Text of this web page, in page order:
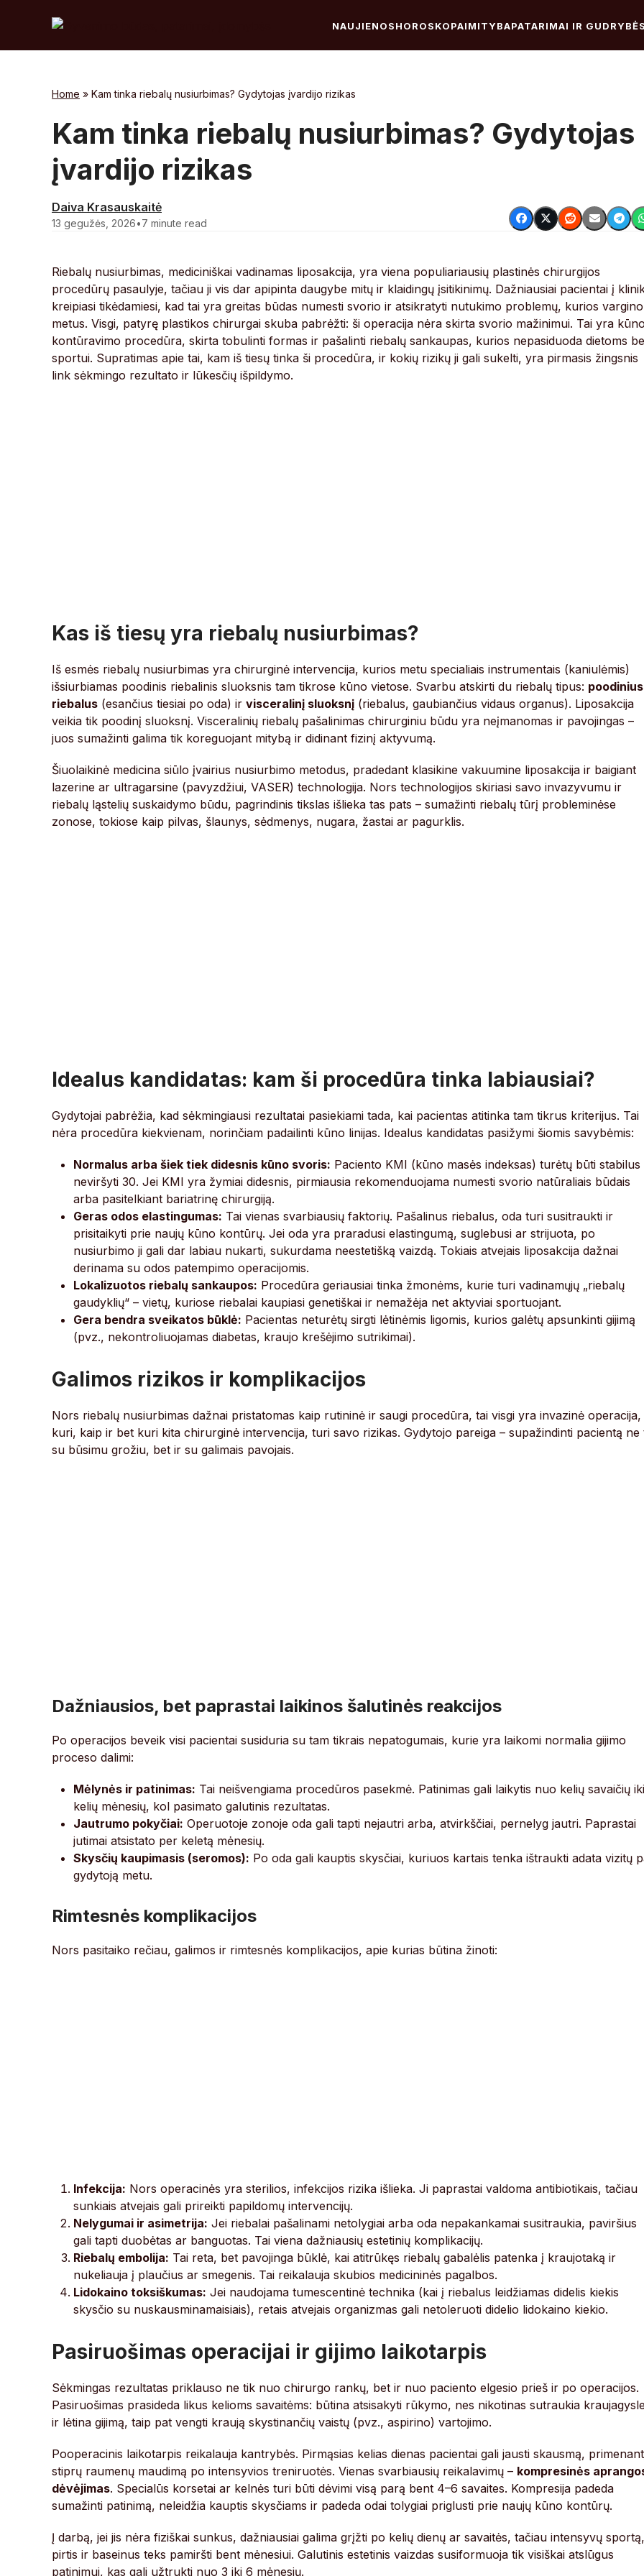
NAUJIENOSHOROSKOPAIMITYBAPATARIMAI IR
Home » Kam tinka riebalų nusiurbimas? Gydytojas įvardijo rizikas
Kam tinka riebalų nusiurbimas? Gydytojas
įvardijo rizikas
Daiva Krasauskaitė
13 gegužės, 2026•7 minute read
Riebalų nusiurbimas, mediciniškai vadinamas liposakcija, yra viena populiariausių plastinės chirurgijos
procedūrų pasaulyje, tačiau ji vis dar apipinta daugybe mitų ir klaidingų įsitikinimų. Dažniausiai pacientai į
kreipiasi tikėdamiesi, kad tai yra greitas būdas numesti svorio ir atsikratyti nutukimo problemų, kurios vargino
metus. Visgi, patyrę plastikos chirurgai skuba pabrėžti: ši operacija nėra skirta svorio mažinimui. Tai yra
kontūravimo procedūra, skirta tobulinti formas ir pašalinti riebalų sankaupas, kurios nepasiduoda dietoms
sportui. Supratimas apie tai, kam iš tiesų tinka ši procedūra, ir kokių rizikų ji gali sukelti, yra pirmasis žingsnis
link sėkmingo rezultato ir lūkesčių išpildymo.
Kas iš tiesų yra riebalų nusiurbimas?
Iš esmės riebalų nusiurbimas yra chirurginė intervencija, kurios metu specialiais instrumentais (kaniulėmis)
išsiurbiamas poodinis riebalinis sluoksnis tam tikrose kūno vietose. Svarbu atskirti du riebalų tipus: poodinius
riebalus (esančius tiesiai po oda) ir visceralinį sluoksnį (riebalus, gaubiančius vidaus organus). Liposakcija
veikia tik poodinį sluoksnį. Visceralinių riebalų pašalinimas chirurginiu būdu yra neįmanomas ir pavojingas –
juos sumažinti galima tik koreguojant mitybą ir didinant fizinį aktyvumą.
Šiuolaikinė medicina siūlo įvairius nusiurbimo metodus, pradedant klasikine vakuumine liposakcija ir baigiant
lazerine ar ultragarsine (pavyzdžiui, VASER) technologija. Nors technologijos skiriasi savo invazyvumu ir
riebalų ląstelių suskaidymo būdu, pagrindinis tikslas išlieka tas pats – sumažinti riebalų tūrį probleminėse
zonose, tokiose kaip pilvas, šlaunys, sėdmenys, nugara, žastai ar pagurklis.
Idealus kandidatas: kam ši procedūra tinka labiausiai?
Gydytojai pabrėžia, kad sėkmingiausi rezultatai pasiekiami tada, kai pacientas atitinka tam tikrus kriterijus. Tai
nėra procedūra kiekvienam, norinčiam padailinti kūno linijas. Idealus kandidatas pasižymi šiomis savybėmis:
Normalus arba šiek tiek didesnis kūno svoris: Paciento KMI (kūno masės indeksas) turėtų būti stabilus
neviršyti 30. Jei KMI yra žymiai didesnis, pirmiausia rekomenduojama numesti svorio natūraliais būdais
arba pasitelkiant bariatrinę chirurgiją.
Geras odos elastingumas: Tai vienas svarbiausių faktorių. Pašalinus riebalus, oda turi susitraukti ir
prisitaikyti prie naujų kūno kontūrų. Jei oda yra praradusi elastingumą, suglebusi ar strijuota, po
nusiurbimo ji gali dar labiau nukarti, sukurdama neestetišką vaizdą. Tokiais atvejais liposakcija dažnai
derinama su odos patempimo operacijomis.
Lokalizuotos riebalų sankaupos: Procedūra geriausiai tinka žmonėms, kurie turi vadinamųjų „riebalų
gaudyklių“ – vietų, kuriose riebalai kaupiasi genetiškai ir nemažėja net aktyviai sportuojant.
Gera bendra sveikatos būklė: Pacientas neturėtų sirgti lėtinėmis ligomis, kurios galėtų apsunkinti gijimą
(pvz., nekontroliuojamas diabetas, kraujo krešėjimo sutrikimai).
Galimos rizikos ir komplikacijos
Nors riebalų nusiurbimas dažnai pristatomas kaip rutininė ir saugi procedūra, tai visgi yra invazinė operacija,
kuri, kaip ir bet kuri kita chirurginė intervencija, turi savo rizikas. Gydytojo pareiga – supažindinti pacientą ne
su būsimu grožiu, bet ir su galimais pavojais.
Dažniausios, bet paprastai laikinos šalutinės reakcijos
Po operacijos beveik visi pacientai susiduria su tam tikrais nepatogumais, kurie yra laikomi normalia gijimo
proceso dalimi:
Mėlynės ir patinimas: Tai neišvengiama procedūros pasekmė. Patinimas gali laikytis nuo kelių savaičių iki
kelių mėnesių, kol pasimato galutinis rezultatas.
Jautrumo pokyčiai: Operuotoje zonoje oda gali tapti nejautri arba, atvirkščiai, pernelyg jautri. Paprastai
jutimai atsistato per keletą mėnesių.
Skysčių kaupimasis (seromos): Po oda gali kauptis skysčiai, kuriuos kartais tenka ištraukti adata vizitų
gydytoją metu.
Rimtesnės komplikacijos
Nors pasitaiko rečiau, galimos ir rimtesnės komplikacijos, apie kurias būtina žinoti:
Infekcija: Nors operacinės yra sterilios, infekcijos rizika išlieka. Ji paprastai valdoma antibiotikais, tačiau
sunkiais atvejais gali prireikti papildomų intervencijų.
Nelygumai ir asimetrija: Jei riebalai pašalinami netolygiai arba oda nepakankamai susitraukia, paviršius
gali tapti duobėtas ar banguotas. Tai viena dažniausių estetinių komplikacijų.
Riebalų embolija: Tai reta, bet pavojinga būklė, kai atitrūkęs riebalų gabalėlis patenka į kraujotaką ir
nukeliauja į plaučius ar smegenis. Tai reikalauja skubios medicininės pagalbos.
Lidokaino toksiškumas: Jei naudojama tumescentinė technika (kai į riebalus leidžiamas didelis kiekis
skysčio su nuskausminamaisiais), retais atvejais organizmas gali netoleruoti didelio lidokaino kiekio.
Pasiruošimas operacijai ir gijimo laikotarpis
Sėkmingas rezultatas priklauso ne tik nuo chirurgo rankų, bet ir nuo paciento elgesio prieš ir po operacijos.
Pasiruošimas prasideda likus kelioms savaitėms: būtina atsisakyti rūkymo, nes nikotinas sutraukia
ir lėtina gijimą, taip pat vengti kraują skystinančių vaistų (pvz., aspirino) vartojimo.
Pooperacinis laikotarpis reikalauja kantrybės. Pirmąsias kelias dienas pacientai gali jausti skausmą,
stiprų raumenų maudimą po intensyvios treniruotės. Vienas svarbiausių reikalavimų – kompresinės
dėvėjimas. Specialūs korsetai ar kelnės turi būti dėvimi visą parą bent 4–6 savaites. Kompresija padeda
sumažinti patinimą, neleidžia kauptis skysčiams ir padeda odai tolygiai priglusti prie naujų kūno kontūrų.
Į darbą, jei jis nėra fiziškai sunkus, dažniausiai galima grįžti po kelių dienų ar savaitės, tačiau intensyvų sportą,
pirtis ir baseinus teks pamiršti bent mėnesiui. Galutinis estetinis vaizdas susiformuoja tik visiškai atslūgus
patinimui, kas gali užtrukti nuo 3 iki 6 mėnesių.